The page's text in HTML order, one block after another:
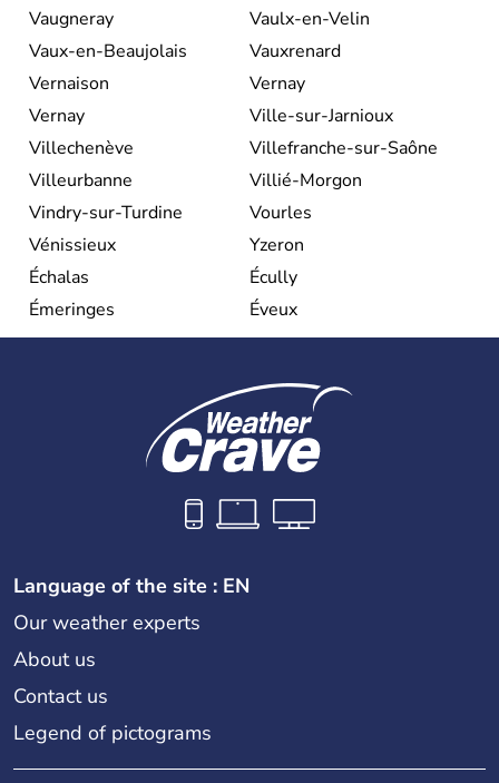
Vaugneray
Vaulx-en-Velin
Vaux-en-Beaujolais
Vauxrenard
Vernaison
Vernay
Vernay
Ville-sur-Jarnioux
Villechenève
Villefranche-sur-Saône
Villeurbanne
Villié-Morgon
Vindry-sur-Turdine
Vourles
Vénissieux
Yzeron
Échalas
Écully
Émeringes
Éveux
Language of the site : EN
Our weather experts
About us
Contact us
Legend of pictograms